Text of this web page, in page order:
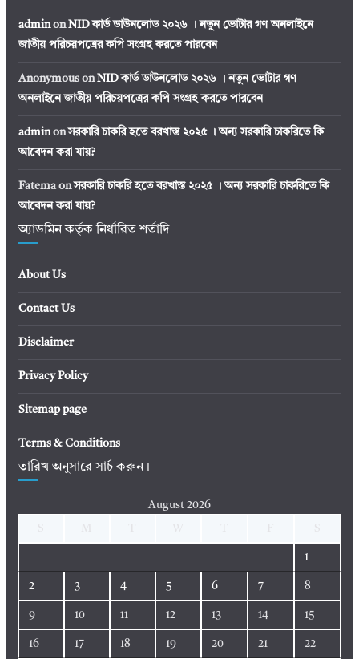
adminon NID কার্ড ডাউনলোড ২০২৬ । নতুন ভোটার গণ অনলাইনে
জাতীয় পরিচয়পত্রের কপি সংগ্রহ করতে পারবেন
Anonymouson NID কার্ড ডাউনলোড ২০২৬ । নতুন ভোটার গণ
অনলাইনে জাতীয় পরিচয়পত্রের কপি সংগ্রহ করতে পারবেন
adminonসরকারি চাকরি হতে বরখাস্ত ২০২৫ । অন্য সরকারি চাকরিতে কি
আবেদন করা যায়?
Fatemaonসরকারি চাকরি হতে বরখাস্ত ২০২৫ । অন্য সরকারি চাকরিতে কি
আবেদন করা যায়?
অ্যাডমিন কর্তৃক নির্ধারিত শর্তাদি
About Us
Contact Us
Disclaimer
Privacy Policy
Sitemap page
Terms & Conditions
তারিখ অনুসারে সার্চ করুন।
August 2026
1
2 3 4 5 6 7 8
9 10 11 12 13 14 15
16 17 18 19 20 21 22